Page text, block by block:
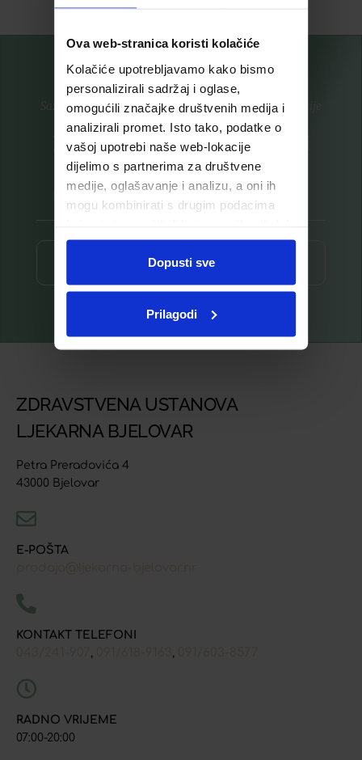
Ova web-stranica koristi kolačiće
Kolačiće upotrebljavamo kako bismo
personalizirali sadržaj i oglase,
omogućili značajke društvenih medija i
analizirali promet. Isto tako, podatke o
vašoj upotrebi naše web-lokacije
dijelimo s partnerima za društvene
medije, oglašavanje i analizu, a oni ih
mogu kombinirati s drugim podacima
ste upotrebljavali njihove usluge.
Dopusti sve
Prilagodi
Saznajte prvi za nove proizvode i ekskluzivne promocije
Prijavite se na listu za novosti
Prijava ⟶
ZDRAVSTVENA USTANOVA
LJEKARNA BJELOVAR
Petra Preradovića 4
43000 Bjelovar
E-POŠTA
KONTAKT TELEFONI
RADNO VRIJEME
07:00-20:00